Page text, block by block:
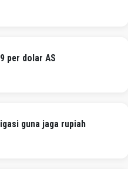
per dolar AS
guna jaga rupiah